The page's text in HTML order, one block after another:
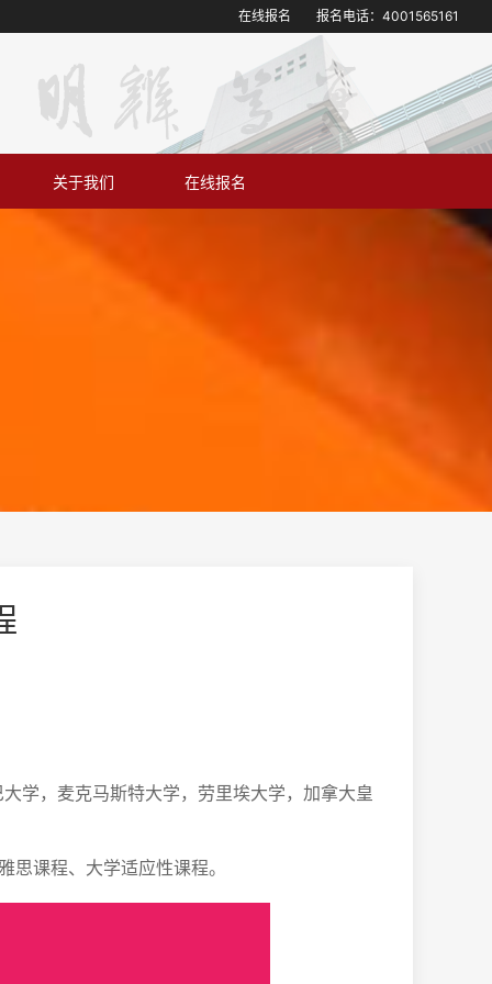
在线报名 报名电话： 4001565161
关于我们 在线报名
学，麦克马斯特大学，劳里埃大学，加拿大皇
课程、大学适应性课程。